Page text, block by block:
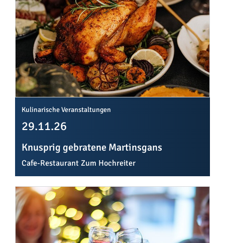
Kulinarische Veranstaltungen
29.11.26
Knusprig gebratene Martinsgans
Cafe-Restaurant Zum Hochreiter